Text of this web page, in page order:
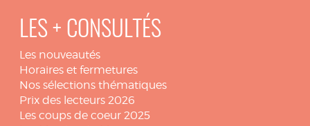
LES + CONSULTÉS
Les nouveautés
Horaires et fermetures
Nos sélections thématiques
Prix des lecteurs 2026
Les coups de coeur 2025